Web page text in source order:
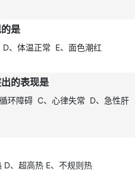
是
、体温正常 E、面色潮红
的表现是
环障碍 C、心律失常 D、急性肝
D、超高热 E、不规则热